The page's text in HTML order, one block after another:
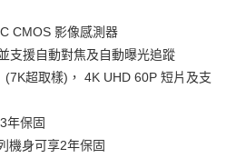
中國信託商業銀行
星展（台灣）商業銀行
中國信託商業銀行
遠東國際商業銀行
永豐商業銀行
星展（台灣）商業銀行
中國信託商業銀行
CMOS 影像感測器
支援自動對焦及自動曝光追蹤
超取樣)， 4K UHD 60P 短片及支
年保固
機身可享2年保固